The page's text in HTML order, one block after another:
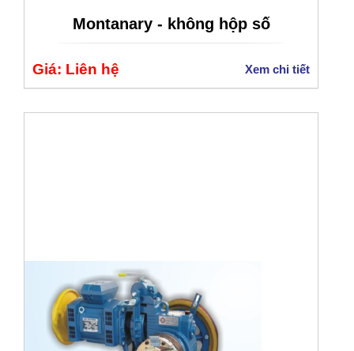
Montanary - không hộp số
Giá: Liên hệ Xem chi tiết